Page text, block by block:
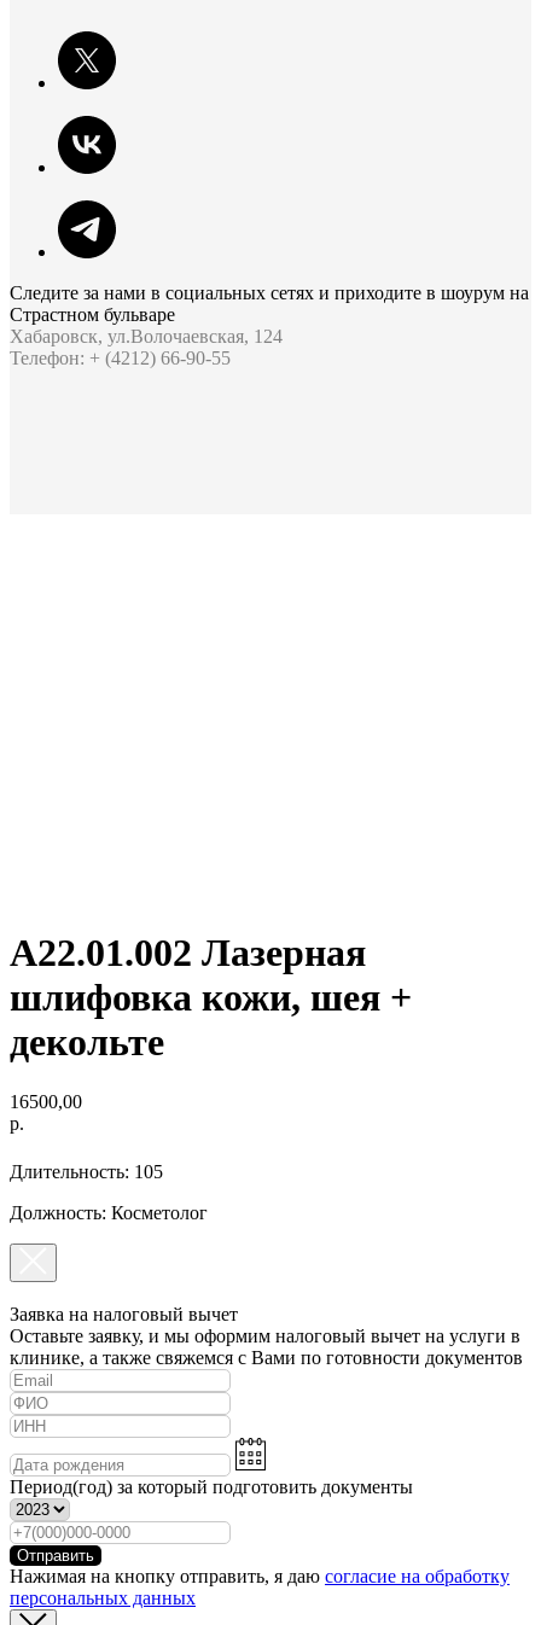
Следите за нами в социальных сетях и приходите в шоурум на
Страстном бульваре
Хабаровск, ул.Волочаевская, 124
Телефон: + (4212) 66-90-55
А22.01.002 Лазерная
шлифовка кожи, шея +
декольте
16500,00
р.
Длительность: 105
Должность: Косметолог
Заявка на налоговый вычет
Оставьте заявку, и мы оформим налоговый вычет на услуги в
клинике, а также свяжемся с Вами по готовности документов
Период(год) за который подготовить документы
Отправить
Нажимая на кнопку отправить, я даю согласие на обработку
персональных данных